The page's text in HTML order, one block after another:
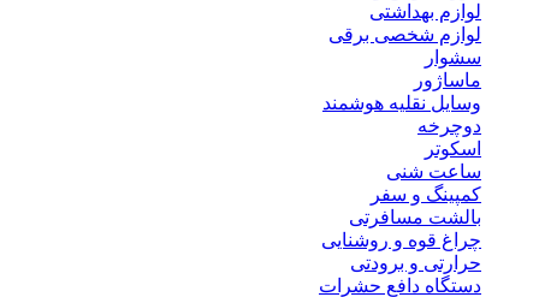
لوازم بهداشتی
لوازم شخصی برقی
سشوار
ماساژور
وسایل نقلیه هوشمند
دوچرخه
اسکوتر
ساعت شنی
کمپینگ و سفر
بالشت مسافرتی
چراغ قوه و روشنایی
حرارتی و برودتی
دستگاه دافع حشرات